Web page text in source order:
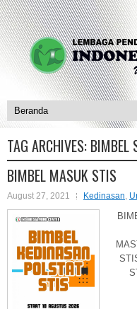
TAG ARCHIVES: BIMBEL
BIMBEL MASUK STIS
August 27, 2021 Kedinasan,